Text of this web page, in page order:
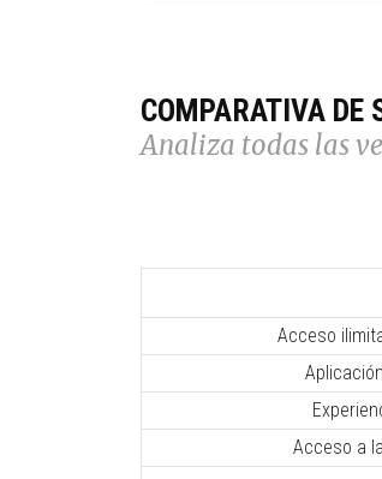
COMPARATIVA DE
Analiza todas las
Acceso
Acceso a